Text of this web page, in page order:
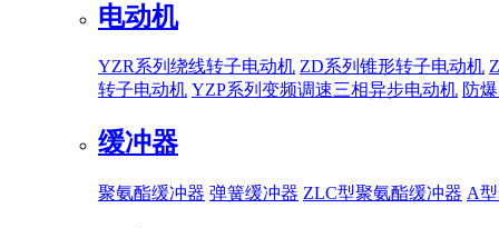
电动机
YZR系列绕线转子电动机 ZD系列锥形转子电动机
转子电动机 YZP系列变频调速三相异步电动机 防
缓冲器
聚氨酯缓冲器 弹簧缓冲器 ZLC型聚氨酯缓冲器 A